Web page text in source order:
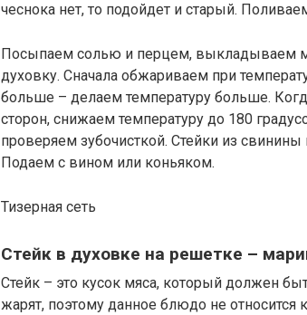
чеснока нет, то подойдет и старый.
Посыпаем солью и перцем, выкладываем
духовку. Сначала обжариваем при
больше – делаем температуру больше.
сторон, снижаем температуру до 180
проверяем зубочисткой. Стейки из
Подаем с вином или коньяком.
Тизерная сеть
Стейк в духовке на решетке –
Стейк – это кусок мяса, который должен
жарят, поэтому данное блюдо не относится